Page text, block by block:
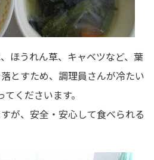
ほうれん草、キャベツなど、葉
とすため、調理員さんが冷たい
くださいます。
が、安全・安心して食べられる